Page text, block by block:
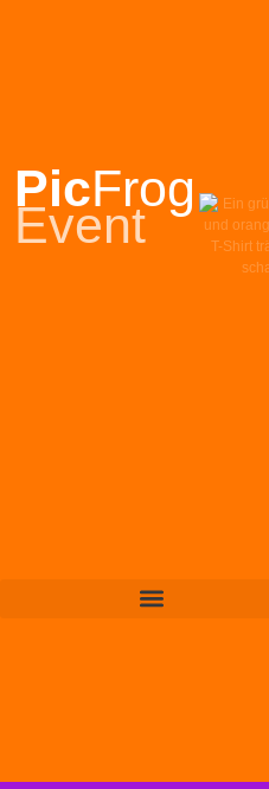
PicFrog
Event